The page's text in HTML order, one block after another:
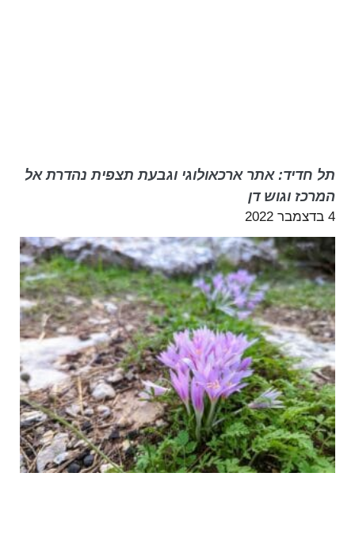
תל חדיד: אתר ארכאולוגי וגבעת תצפית נהדרת אל
המרכז וגוש דן
4 בדצמבר 2022